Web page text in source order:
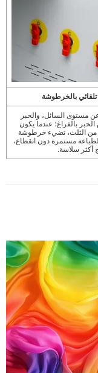
تلقائي بالخرطوشة
مستوى السائل، والحبر
الحبر بالفراغ؛ عندما يكون
من الثلث، تضيء خرطوشة
الطباعة مستمرة دون انقطاع،
أكثر سلاسة.